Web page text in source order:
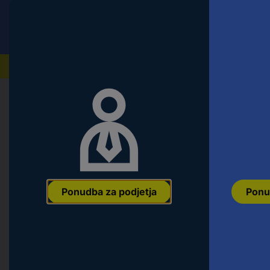
Ponudba za podjetja
Orodje & Delavnica
KS Tools 5151020 515.1020
20 mm 1/2" (12.5 mm)
4042146032329 Koda proizvajalca: Št. izdelka: